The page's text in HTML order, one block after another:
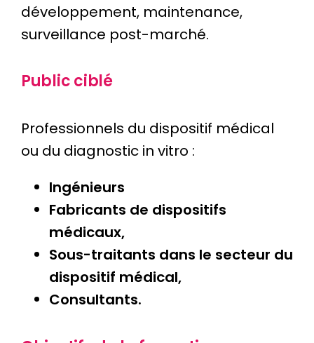
développement, maintenance,
surveillance post-marché.
Public ciblé
Professionnels du dispositif médical
ou du diagnostic in vitro :
Ingénieurs
Fabricants de dispositifs
médicaux,
Sous-traitants dans le secteur du
dispositif médical,
Consultants.